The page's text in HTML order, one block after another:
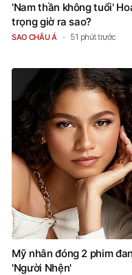
'Nam thần không tuổi'
trọng giờ ra sao?
SAO CHÂU Á 51 phút trước
Mỹ nhân đóng 2 phim
'Người Nhện'